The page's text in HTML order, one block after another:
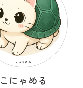
こにゃめる